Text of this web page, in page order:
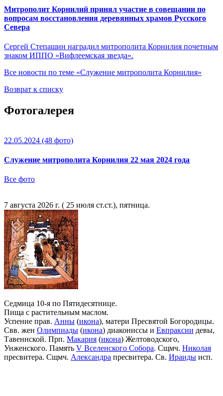
Митрополит Корнилий принял участие в совещании по
вопросам восстановления деревянных храмов Русского
Севера
Сергей Степашин наградил митрополита Корнилия почетным
знаком ИППО «Вифлеемская звезда».
Все новости по теме «Служение митрополита Корнилия»
Возврат к списку
Фотогалерея
22.05.2024 (48 фото)
Служение митрополита Корнилия 22 мая 2024 года
Все фото
7 августа 2026 г. ( 25 июля ст.ст.), пятница.
Седмица 10-я по Пятидесятнице.
Пища с растительным маслом.
Успение прав. Анны (икона), матери Пресвятой Богородицы.
Свв. жен Олимпиады (икона) диакониссы и Евпраксии девы,
Тавеннской. Прп. Макария (икона) Желтоводского,
Унженского. Память V Вселенского Собора. Сщмч. Николая
пресвитера. Сщмч. Александра пресвитера. Св. Ираиды исп.